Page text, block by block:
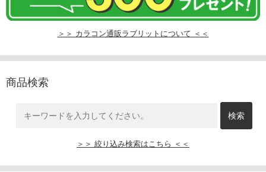
＞＞ カラコン通販ラブリットについて ＜＜
商品検索
＞＞ 絞り込み検索はこちら ＜＜